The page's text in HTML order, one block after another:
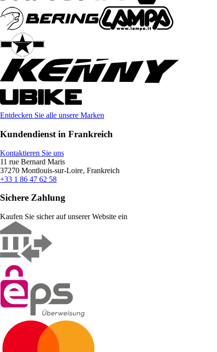
Entdecken Sie alle unsere Marken
Kundendienst in Frankreich
Kontaktieren Sie uns
11 rue Bernard Maris
37270 Montlouis-sur-Loire, Frankreich
+33 1 86 47 62 58
Sichere Zahlung
Kaufen Sie sicher auf unserer Website ein